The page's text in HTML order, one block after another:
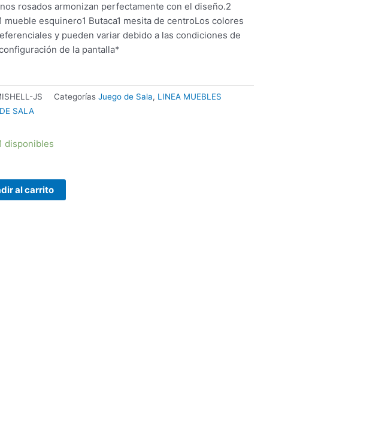
rosados ​​armonizan perfectamente con el diseño.2
mueble esquinero1 Butaca1 mesita de centroLos colores
y pueden variar debido a las condiciones de
de la pantalla*
JS Categorías Juego de Sala, LINEA MUEBLES
SALA
disponibles
al carrito